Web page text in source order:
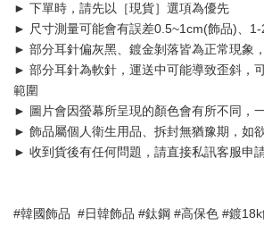
► 下單時，請先以［現貨］選項為優先
► 尺寸測量可能會有誤差0.5~1cm(飾品)、1-
► 部分耳針偏灰黑、鍍金剝落皆為正常現象
► 部分耳針為軟針，運送中可能導致歪斜，
範圍
► 圖片會因螢幕所呈現的顏色會有所不同，
► 飾品屬個人衛生用品、拆封無猶豫期，如
► 收到貨後有任何問題，請直接私訊客服申
#韓國飾品  #日韓飾品 #鈦鋼 #高保色 #鍍